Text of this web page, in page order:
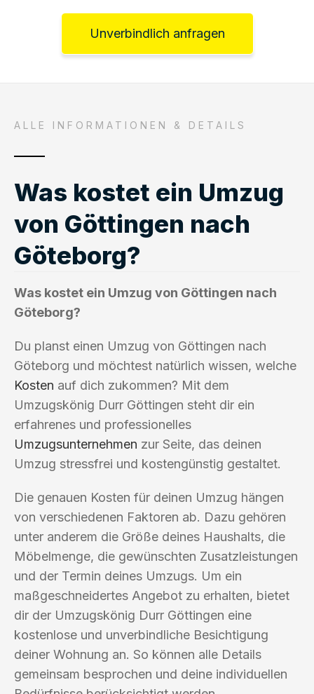
Unverbindlich anfragen
ALLE INFORMATIONEN & DETAILS
Was kostet ein Umzug
von Göttingen nach
Göteborg?
Was kostet ein Umzug von Göttingen nach
Göteborg?
Du planst einen Umzug von Göttingen nach
Göteborg und möchtest natürlich wissen, welche
Kosten auf dich zukommen? Mit dem
Umzugskönig Durr Göttingen steht dir ein
erfahrenes und professionelles
Umzugsunternehmen zur Seite, das deinen
Umzug stressfrei und kostengünstig gestaltet.
Die genauen Kosten für deinen Umzug hängen
von verschiedenen Faktoren ab. Dazu gehören
unter anderem die Größe deines Haushalts, die
Möbelmenge, die gewünschten Zusatzleistungen
und der Termin deines Umzugs. Um ein
maßgeschneidertes Angebot zu erhalten, bietet
dir der Umzugskönig Durr Göttingen eine
kostenlose und unverbindliche Besichtigung
deiner Wohnung an. So können alle Details
gemeinsam besprochen und deine individuellen